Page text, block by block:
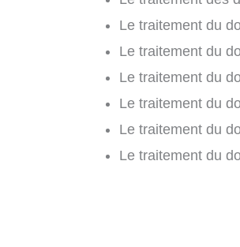
Le traitement du
Le traitement du
Le traitement du
Le traitement du
Le traitement du
Le traitement du